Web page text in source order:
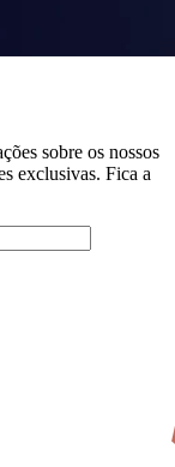
sobre os nossos
exclusivas. Fica a